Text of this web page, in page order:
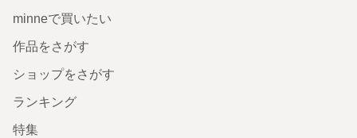
minneで買いたい
作品をさがす
ショップをさがす
ランキング
特集